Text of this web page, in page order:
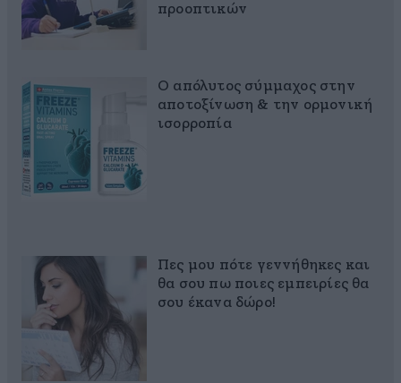
προοπτικών
Ο απόλυτος σύμμαχος στην
αποτοξίνωση & την ορμονική
ισορροπία
Πες μου πότε γεννήθηκες και
θα σου πω ποιες εμπειρίες θα
σου έκανα δώρο!